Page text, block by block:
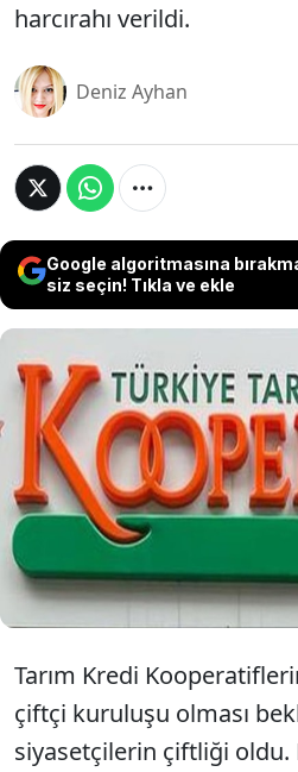
harcırahı verildi.
Deniz Ayhan
Google algoritmasına
siz seçin! Tıkla ve ekle
Tarım Kredi
yönetimleri
100 bin maaş,
euro seyahat
Tarım Kredi
çiftçi kuruluşu olması
siyasetçilerin çiftliği oldu.